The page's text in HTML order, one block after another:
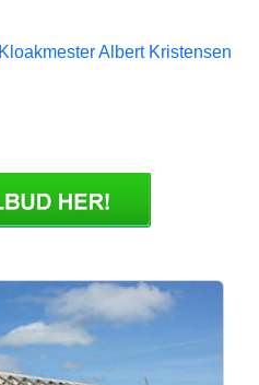
Albert Kristensen